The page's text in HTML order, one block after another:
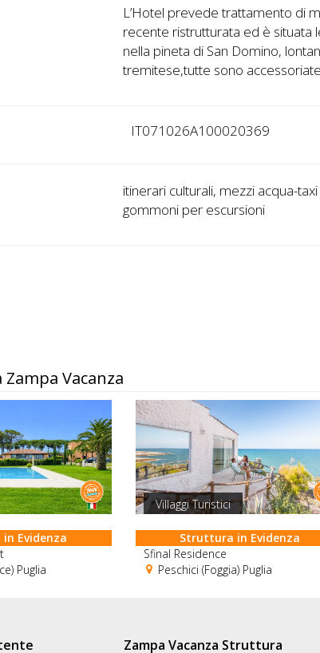
L’Hotel prevede trattamento di
recente ristrutturata ed è situata
nella pineta di San Domino,
tremitese,tutte sono
IT071026A100020369
itinerari culturali, mezzi acqua-
gommoni per escursioni
Vacanza
Evidenza
Puglia
Villaggi Turistici
Struttura in Evidenza
Sfinal Residence
Peschici (Foggia) Puglia
Zampa Vacanza Struttura